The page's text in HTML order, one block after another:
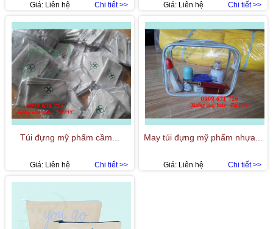
Chi tiết >>
Giá: Liên hệ Chi tiết >>
Giá: Liên hệ
Túi đựng mỹ phẩm cầm...
Chi tiết >>
Giá: Liên hệ
May túi đựng mỹ phẩm nhựa...
Chi tiết >>
Giá: Liên hệ